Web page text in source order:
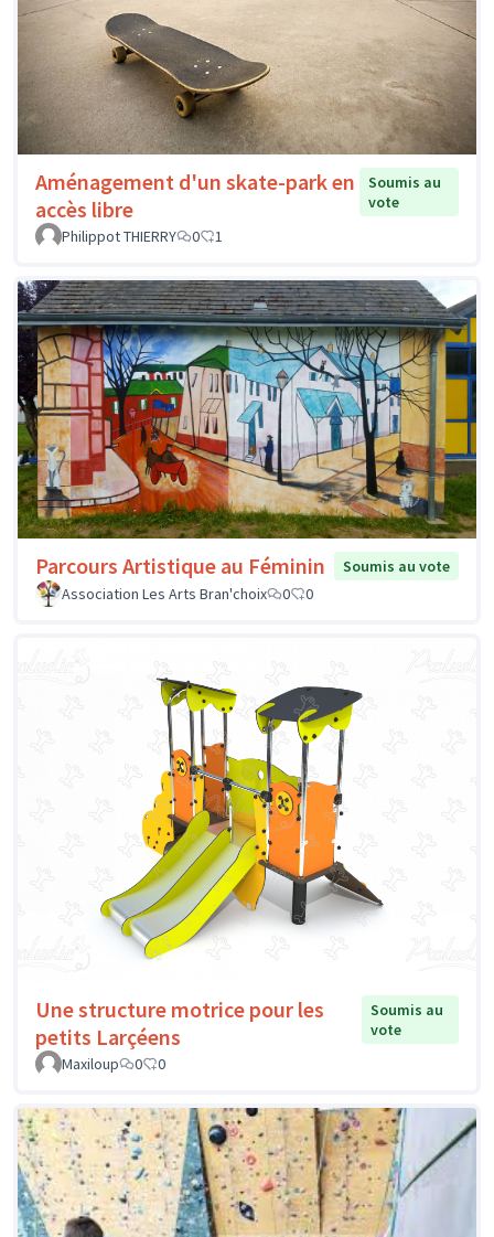
Aménagement d'un skate-park en
accès libre
Soumis au
vote
Philippot THIERRY
0 1
Parcours Artistique au Féminin
Soumis au vote
Association Les Arts Bran'choix
0 0
Une structure motrice pour les
petits Larçéens
Soumis au
vote
Maxiloup
0 0